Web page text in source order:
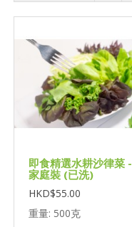
即食精選水耕沙律菜 -
家庭裝 (已洗)
HKD$55.00
重量: 500克